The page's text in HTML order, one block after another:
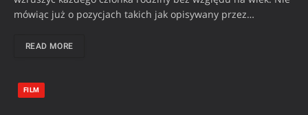
mówiąc już o pozycjach takich jak opisywany przez…
READ MORE
FILM